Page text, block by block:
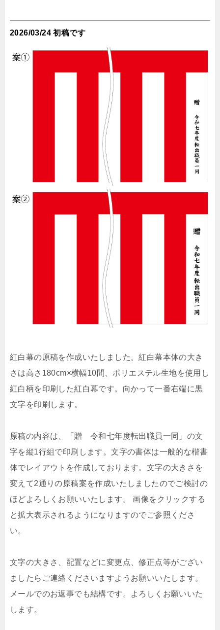
2026/03/24 初稿です
紅白幕の原稿を作成いたしました。紅白幕本体の大き
さは高さ180cm×横幅10間、ポリエステル生地を使用し
紅白柄を印刷した紅白幕です。向かって一番右端に黒
文字を印刷します。
原稿の内容は、「贈 令和七年度転出職員一同」の文
字を縦1行組で印刷します。文字の書体は一般的な楷書
体でレイアウトを作成しております。文字の大きさを
変えて2通りの原稿案を作成いたしましたのでご検討の
ほどよろしくお願いいたします。 画像をクリックする
と拡大表示されるようになりますのでご参照くださ
い。
文字の大きさ、配置などに変更点、修正点等がござい
ましたらご連絡くださいますようお願いいたします。
メールでのお返事でも結構です。よろしくお願いいた
します。